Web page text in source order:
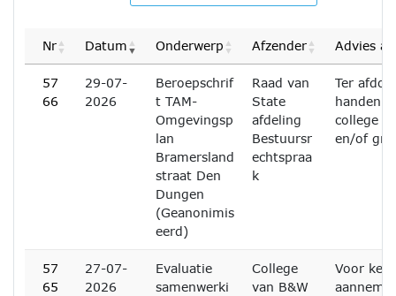
Nr Datum Onderwerp Afzender Advies
57
66
29-07-
2026
Beroepschrif
t TAM-
Omgevingsp
lan
Bramersland
straat Den
Dungen
(Geanonimis
eerd)
Raad van
State
afdeling
Bestuursr
echtspraa
k
Ter
handen
college
en/of
57
65
27-07-
2026
Evaluatie
samenwerki
College
van B&W
Voor